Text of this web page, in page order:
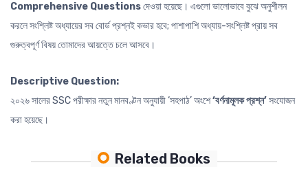
Comprehensive Questionsদেওয়া হয়েছে। এগুলো ভালোভাবে বুঝে অনুশীলন
করলে সংশ্লিষ্ট অধ্যায়ের সব বোর্ড প্রশ্নই কভার হবে; পাশাপাশি অধ্যায়-সংশ্লিষ্ট প্রায় সব
গুরুত্বপূর্ণ বিষয় তোমাদের আয়ত্তে চলে আসবে।
Descriptive Question:
২০২৬ সালের SSC পরীক্ষার নতুন মানবণ্টন অনুযায়ী ‘সহপাঠ’ অংশে‘বর্ণনামূলক প্রশ্ন’ সংযোজন
করা হয়েছে।
Related Books